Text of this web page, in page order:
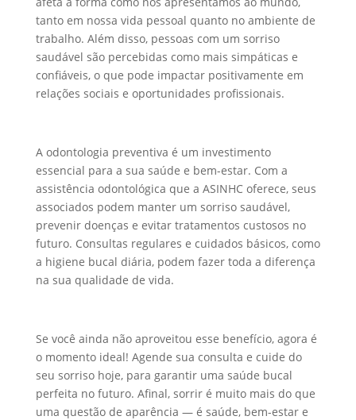
tanto em nossa vida pessoal quanto no ambiente de
trabalho. Além disso, pessoas com um sorriso
saudável são percebidas como mais simpáticas e
confiáveis, o que pode impactar positivamente em
relações sociais e oportunidades profissionais.
A odontologia preventiva é um investimento
essencial para a sua saúde e bem-estar. Com a
assistência odontológica que a ASINHC oferece, seus
associados podem manter um sorriso saudável,
prevenir doenças e evitar tratamentos custosos no
futuro. Consultas regulares e cuidados básicos, como
a higiene bucal diária, podem fazer toda a diferença
na sua qualidade de vida.
Se você ainda não aproveitou esse benefício, agora é
o momento ideal! Agende sua consulta e cuide do
seu sorriso hoje, para garantir uma saúde bucal
perfeita no futuro. Afinal, sorrir é muito mais do que
uma questão de aparência — é saúde, bem-estar e